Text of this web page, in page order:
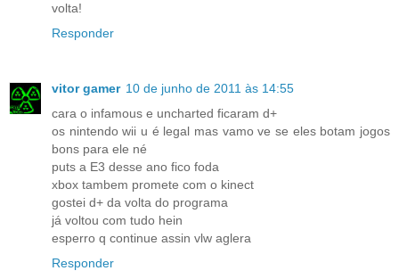
volta!
Responder
vitor gamer 10 de junho de 2011 às 14:55
cara o infamous e uncharted ficaram d+
os nintendo wii u é legal mas vamo ve se eles botam jogos
bons para ele né
puts a E3 desse ano fico foda
xbox tambem promete com o kinect
gostei d+ da volta do programa
já voltou com tudo hein
esperro q continue assin vlw aglera
Responder